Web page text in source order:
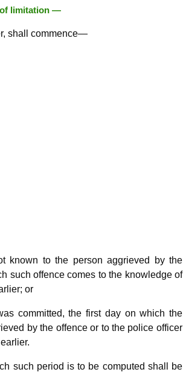
of limitation —
shall commence—
known to the person aggrieved by the
such offence comes to the knowledge of
or
committed, the first day on which the
by the offence or to the police officer
such period is to be computed shall be